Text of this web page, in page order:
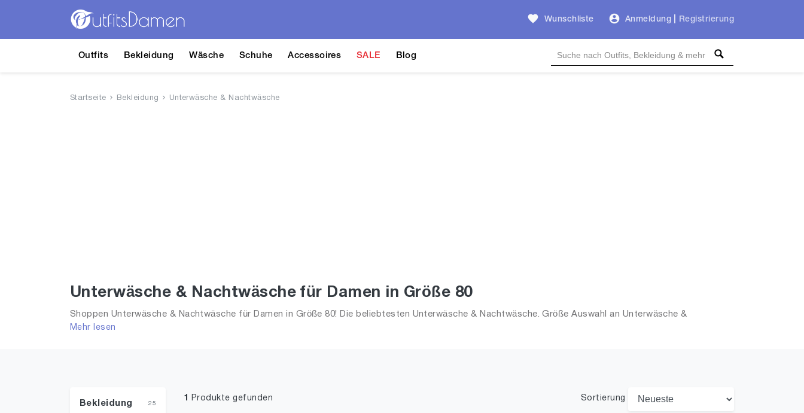
Wunschliste Anmeldung Registrierung
Outfits Bekleidung Wäsche Schuhe Accessoires SALE Blog
Startseite Bekleidung Unterwäsche & Nachtwäsche
Unterwäsche & Nachtwäsche für Damen in Größe 80
Shoppen Unterwäsche & Nachtwäsche für Damen in Größe 80! Die beliebtesten Unterwäsche & Nachtwäsche. Größe Auswahl an Unterwäsche &
Nachtwäsche in Größe 80 und alle Trends aus 2026 für Frauen!
Mehr lesen
Bekleidung 25
1 Produkte gefunden Sortierung